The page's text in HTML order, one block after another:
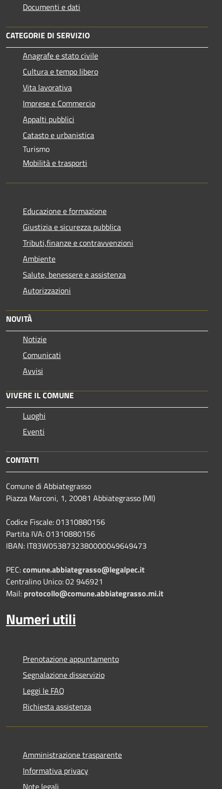
Documenti e dati
CATEGORIE DI SERVIZIO
Anagrafe e stato civile
Cultura e tempo libero
Vita lavorativa
Imprese e Commercio
Appalti pubblici
Catasto e urbanistica
Turismo
Mobilità e trasporti
Educazione e formazione
Giustizia e sicurezza pubblica
Tributi,finanze e contravvenzioni
Ambiente
Salute, benessere e assistenza
Autorizzazioni
NOVITÀ
Notizie
Comunicati
Avvisi
VIVERE IL COMUNE
Luoghi
Eventi
CONTATTI
Comune di Abbiategrasso
Piazza Marconi, 1, 20081 Abbiategrasso (MI)
Codice Fiscale: 01310880156
Partita IVA: 01310880156
IBAN: IT83W0538732380000049649473
PEC:comune.abbiategrasso@legalpec.it
Centralino Unico: 02 946921
Mail: protocollo@comune.abbiategrasso.mi.it
Numeri utili
Prenotazione appuntamento
Segnalazione disservizio
Leggi le FAQ
Richiesta assistenza
Amministrazione trasparente
Informativa privacy
Note legali